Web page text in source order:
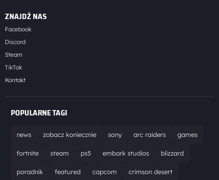
ZNAJDŹ NAS
Facebook
Discord
Steam
TikTok
Kontakt
POPULARNE TAGI
news zobacz koniecznie sony arc raiders games
fortnite steam ps5 embark studios blizzard
poradnik featured capcom crimson desert